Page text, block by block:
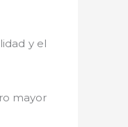
y el
mayor